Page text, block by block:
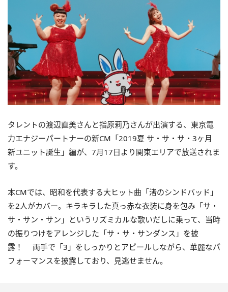
タレントの渡辺直美さんと指原莉乃さんが出演する、東京電
力エナジーパートナーの新CM 「2019夏 サ・サ・サ・ 3ヶ月
新ユニット誕生」編が、 7月17日より関東エリアで放送されま
す。
本CMでは、昭和を代表する大ヒット曲「渚のシンドバッド」
を2人がカバー。キラキラした真っ赤な衣装に身を包み「サ・
サ・サン・サン」というリズミカルな歌いだしに乗って、当時
の振りつけをアレンジした「サ・サ・サンダンス」を披
露！ 両手で「3」をしっかりとアピールしながら、華麗なパ
フォーマンスを披露しており、見逃せません。